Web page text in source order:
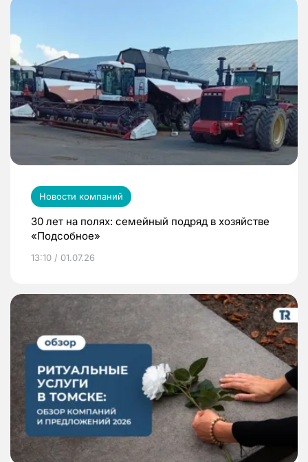
Новости компаний
30 лет на полях: семейный подряд в хозяйстве
«Подсобное»
13:10 / 01.07.26